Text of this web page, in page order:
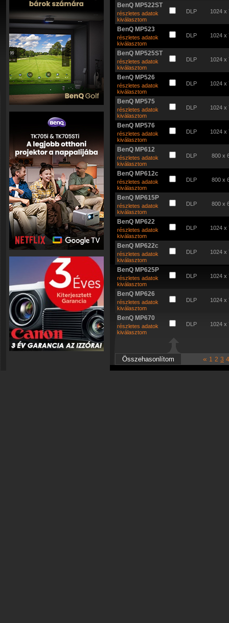
BenQ MP522ST
részletes adatok
kiválasztom
DLP 1024 x
BenQ MP523
részletes adatok
kiválasztom
DLP 1024 x
BenQ MP525ST
részletes adatok
kiválasztom
DLP 1024 x
BenQ MP526
részletes adatok
kiválasztom
DLP 1024 x
BenQ MP575
részletes adatok
kiválasztom
DLP 1024 x
BenQ MP576
részletes adatok
kiválasztom
DLP 1024 x
BenQ MP612
részletes adatok
kiválasztom
DLP 800 x
BenQ MP612c
részletes adatok
kiválasztom
DLP 800 x
BenQ MP615P
részletes adatok
kiválasztom
DLP 800 x
BenQ MP622
részletes adatok
kiválasztom
DLP 1024 x
BenQ MP622c
részletes adatok
kiválasztom
DLP 1024 x
BenQ MP625P
részletes adatok
kiválasztom
DLP 1024 x
BenQ MP626
részletes adatok
kiválasztom
DLP 1024 x
BenQ MP670
részletes adatok
kiválasztom
DLP 1024 x
« 1 2 3 4